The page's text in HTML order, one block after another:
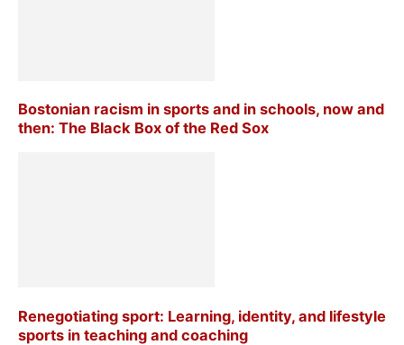
Bostonian racism in sports and in schools, now and
then: The Black Box of the Red Sox
Renegotiating sport: Learning, identity, and lifestyle
sports in teaching and coaching